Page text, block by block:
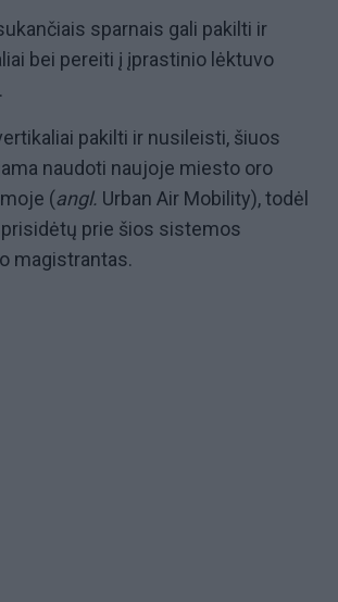
sparnais gali pakilti ir
bei pereiti į įprastinio lėktuvo
pakilti ir nusileisti, šiuos
naudoti naujoje miesto oro
(angl. Urban Air Mobility), todėl
prie šios sistemos
magistrantas.